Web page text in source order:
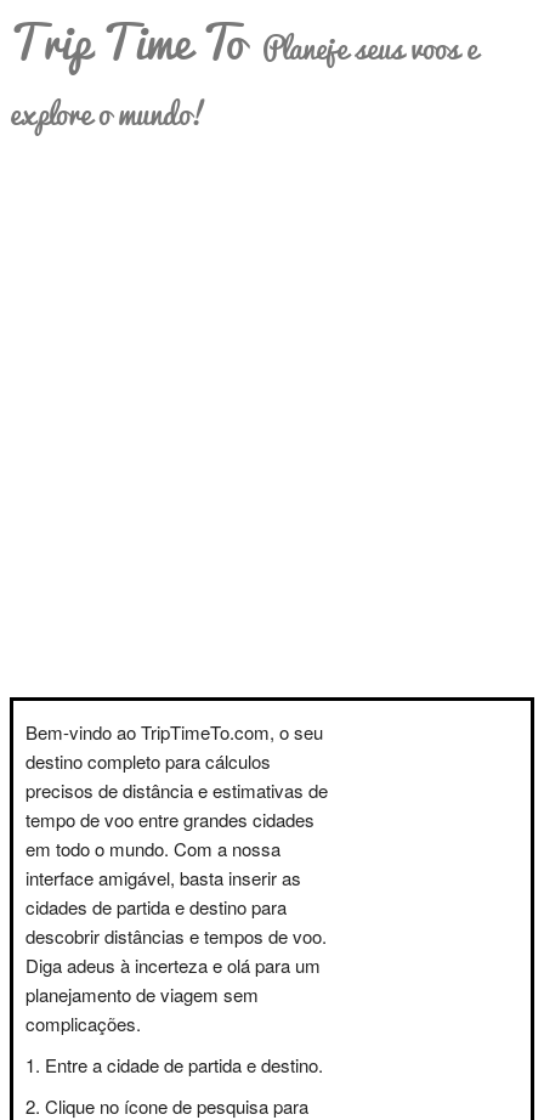
Trip Time To Planeje seus voos e
explore o mundo!
Bem-vindo ao TripTimeTo.com, o seu
destino completo para cálculos
precisos de distância e estimativas de
tempo de voo entre grandes cidades
em todo o mundo. Com a nossa
interface amigável, basta inserir as
cidades de partida e destino para
descobrir distâncias e tempos de voo.
Diga adeus à incerteza e olá para um
planejamento de viagem sem
complicações.
Entre a cidade de partida e destino.
Clique no ícone de pesquisa para